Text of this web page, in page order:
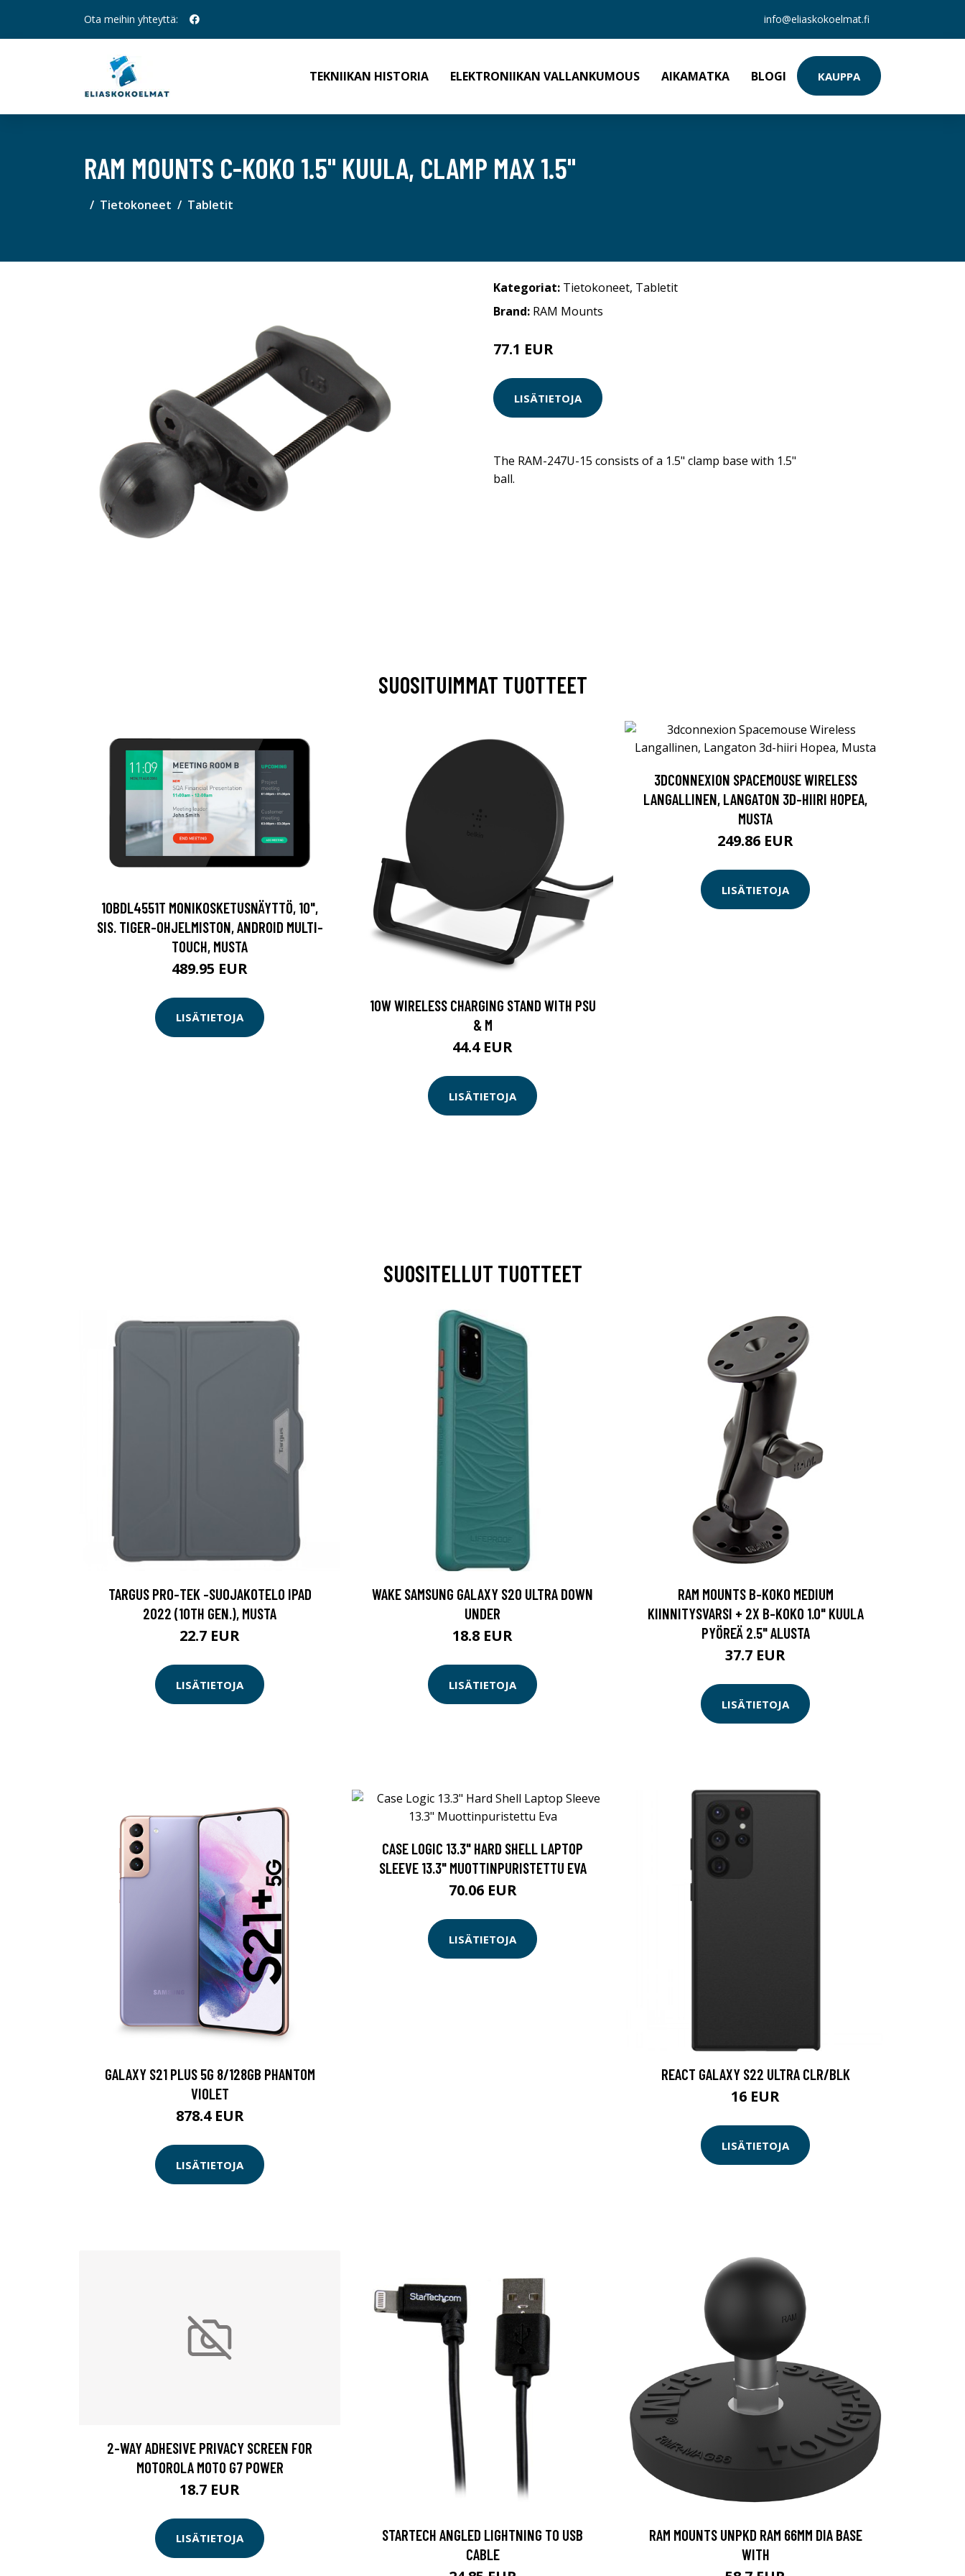
Ota meihin yhteyttä: info@eliaskokoelmat.fi
TEKNIIKAN HISTORIA ELEKTRONIIKAN VALLANKUMOUS AIKAMATKA BLOGI KAUPPA
RAM MOUNTS C-KOKO 1.5" KUULA, CLAMP MAX 1.5"
Tietokoneet Tabletit
Kategoriat: Tietokoneet, Tabletit
Brand: RAM Mounts
77.1 EUR
LISÄTIETOJA
The RAM-247U-15 consists of a 1.5" clamp base with 1.5"
ball.
SUOSITUIMMAT TUOTTEET
10BDL4551T MONIKOSKETUSNÄYTTÖ, 10",
SIS. TIGER-OHJELMISTON, ANDROID MULTI-
TOUCH, MUSTA
489.95 EUR
LISÄTIETOJA
10W WIRELESS CHARGING STAND WITH PSU
& M
44.4 EUR
LISÄTIETOJA
3DCONNEXION SPACEMOUSE WIRELESS
LANGALLINEN, LANGATON 3D-HIIRI HOPEA,
MUSTA
249.86 EUR
LISÄTIETOJA
SUOSITELLUT TUOTTEET
TARGUS PRO-TEK -SUOJAKOTELO IPAD
2022 (10TH GEN.), MUSTA
22.7 EUR
LISÄTIETOJA
WAKE SAMSUNG GALAXY S20 ULTRA DOWN
UNDER
18.8 EUR
LISÄTIETOJA
RAM MOUNTS B-KOKO MEDIUM
KIINNITYSVARSI + 2X B-KOKO 1.0" KUULA
PYÖREÄ 2.5" ALUSTA
37.7 EUR
LISÄTIETOJA
GALAXY S21 PLUS 5G 8/128GB PHANTOM
VIOLET
878.4 EUR
LISÄTIETOJA
CASE LOGIC 13.3" HARD SHELL LAPTOP
SLEEVE 13.3" MUOTTINPURISTETTU EVA
70.06 EUR
LISÄTIETOJA
REACT GALAXY S22 ULTRA CLR/BLK
16 EUR
LISÄTIETOJA
2-WAY ADHESIVE PRIVACY SCREEN FOR
MOTOROLA MOTO G7 POWER
18.7 EUR
LISÄTIETOJA
STARTECH ANGLED LIGHTNING TO USB
CABLE
RAM MOUNTS UNPKD RAM 66MM DIA BASE
WITH